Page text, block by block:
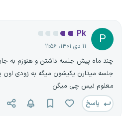
P
Pk
۱۱ دی ۱۴۰۱، ۱۱:۵۶
چند ماه پیش جلسه داشتن و هنوزم به
جلسه میذارن یکیشون میگه به زودی اون
معلوم نیس چی میگن
پاسخ